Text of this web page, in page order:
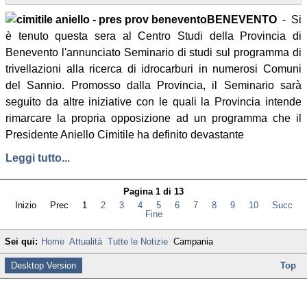
BENEVENTO - Si
è tenuto questa sera al Centro Studi della Provincia di
Benevento l'annunciato Seminario di studi sul programma di
trivellazioni alla ricerca di idrocarburi in numerosi Comuni
del Sannio. Promosso dalla Provincia, il Seminario sarà
seguito da altre iniziative con le quali la Provincia intende
rimarcare la propria opposizione ad un programma che il
Presidente Aniello Cimitile ha definito devastante
Leggi tutto...
Pagina 1 di 13
Inizio
Prec 1 2 3 4 5 6 7 8 9 10
Succ
Fine
Sei qui: Home Attualità Tutte le Notizie Campania
Desktop Version Top